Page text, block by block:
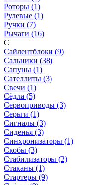
Роторы (1)
Рулевые (1)
Ручки (7)
Рычаги (16)
С
Сайлентблоки (9)
Сальники (38)
Сапуны (1)
Сателлиты (3)
Свечи (1)
Сёдла (5)
Сервоприводы (3)
Серьги (1)
Сигналы (3)
Сиденья (3)
Синхронизаторы (1)
Скобы (3)
Стабилизаторы (2)
Стаканы (1)
Стартеры (9)